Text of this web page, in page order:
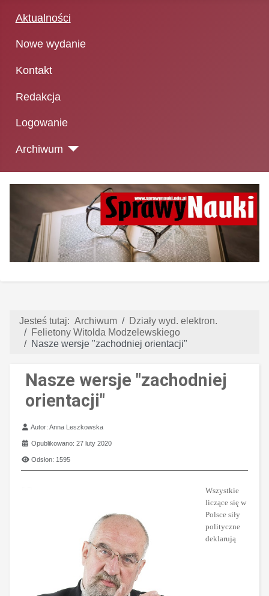
Aktualności
Nowe wydanie
Kontakt
Redakcja
Logowanie
Archiwum
Jesteś tutaj: Archiwum
Działy wyd. elektron.
Felietony Witolda Modzelewskiego
Nasze wersje "zachodniej orientacji"
Nasze wersje "zachodniej
orientacji"
Szczegóły
Autor:Anna Leszkowska
Opublikowano: 27 luty 2020
Odsłon: 1595
Wszystkie
liczące się w
Polsce siły
polityczne
deklarują